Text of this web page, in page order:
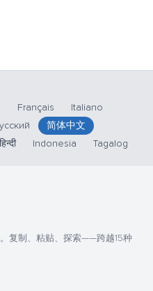
Français
Italiano
简体中文
हिन्दी Indonesia Tagalog
复制、粘贴、探索——跨越15种